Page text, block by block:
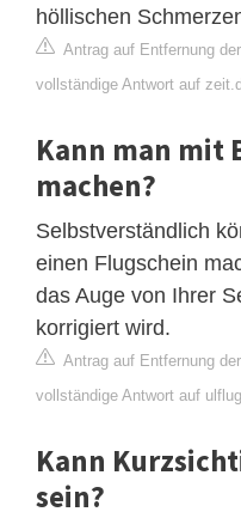
höllischen
Antrag auf Entfernung
vollständige Antwort auf
Kann man mit
machen?
Selbstverständlich
einen Flugschein
das Auge von Ihrer
korrigiert wird.
Antrag auf Entfernung
vollständige Antwort auf
Kann
sein?